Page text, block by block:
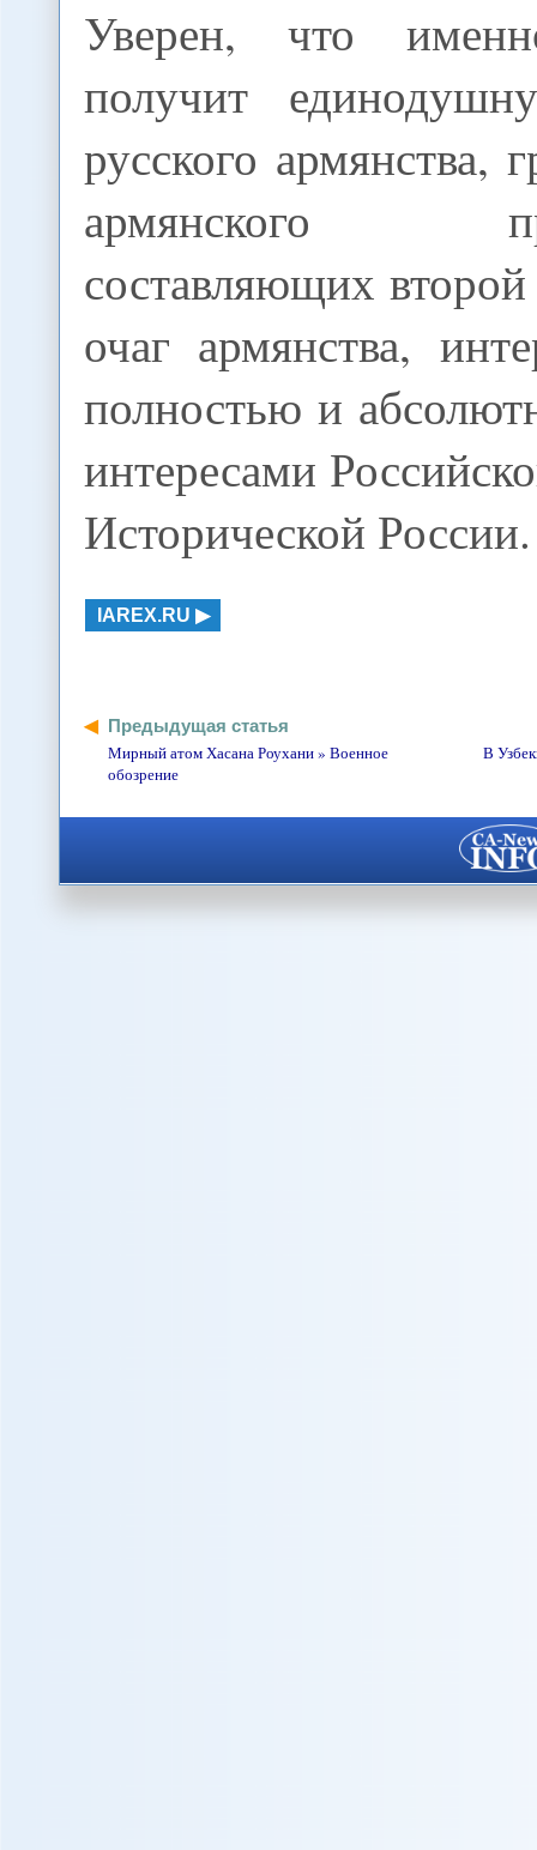
Уверен, что
получит
русского армянства,
армянского
составляющих
очаг армянства,
полностью и
интересами
Исторической России.
IAREX.RU
Предыдущая статья
Мирный атом Хасана Роухани » Военное
обозрение
В